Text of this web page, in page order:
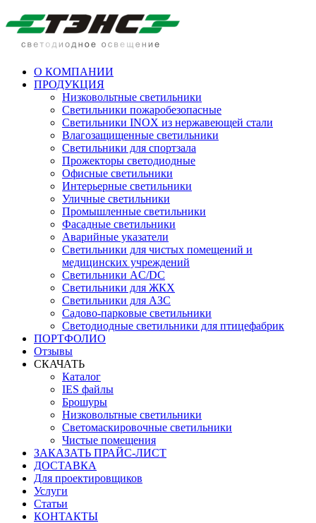
О КОМПАНИИ
ПРОДУКЦИЯ
Низковольтные светильники
Cветильники пожаробезопасные
Светильники INOX из нержавеющей стали
Влагозащищенные светильники
Светильники для спортзала
Прожекторы светодиодные
Офисные светильники
Интерьерные светильники
Уличные светильники
Промышленные светильники
Фасадные светильники
Аварийные указатели
Светильники для чистых помещений и
медицинских учреждений
Светильники AC/DC
Светильники для ЖКХ
Светильники для АЗС
Садово-парковые светильники
Светодиодные светильники для птицефабрик
ПОРТФОЛИО
Отзывы
СКАЧАТЬ
Каталог
IES файлы
Брошуры
Низковольтные светильники
Светомаскировочные светильники
Чистые помещения
ЗАКАЗАТЬ ПРАЙС-ЛИСТ
ДОСТАВКА
Для проектировщиков
Услуги
Статьи
КОНТАКТЫ